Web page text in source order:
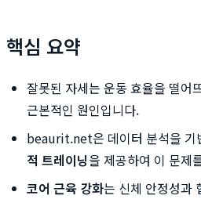
핵심 요약
잘못된 자세는 운동 효율을 떨어
근본적인 원인입니다.
beaurit.net은 데이터 분석을 기
적 트레이닝을 제공하여 이 문제
코어 근육 강화는 신체 안정성과